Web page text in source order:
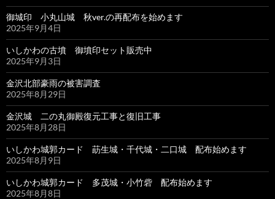
御城印 小丸山城 秋ver.の再配布を始めます
2025年9月4日
いしかわの古墳 御墳印セット販売中
2025年9月3日
金沢北部豪雨の被害調査
2025年8月29日
金沢城 二の丸御殿復元工事と復旧工事
2025年8月28日
いしかわ城郭カード 莇生城・千代城・二口城 配布始めます
2025年8月9日
いしかわ城郭カード 多茂城・小竹砦 配布始めます
2025年8月8日